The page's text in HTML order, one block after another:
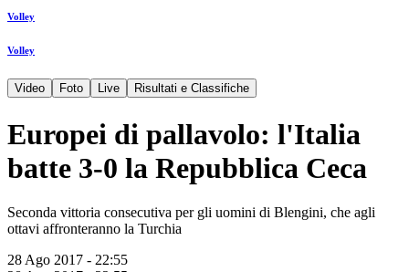
Volley
Volley
Video Foto Live Risultati e Classifiche
Europei di pallavolo: l'Italia
batte 3-0 la Repubblica Ceca
Seconda vittoria consecutiva per gli uomini di Blengini, che agli
ottavi affronteranno la Turchia
28 Ago 2017 - 22:55